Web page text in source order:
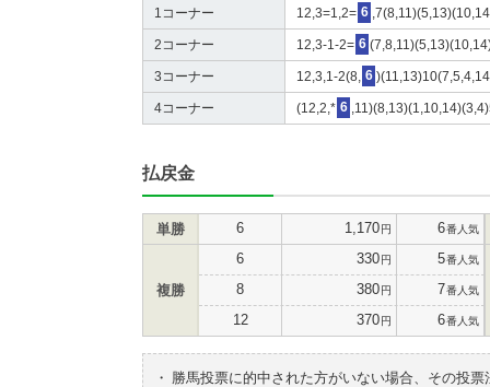
1コーナー 12,3=1,2= 6
2コーナー 12,3-1-2= 6
3コーナー 12,3,1-2(8, 6
4コーナー (12,2,* 6
払戻金
単勝 6 1,170円 6番人気
複勝
6 330円 5番人気
8 380円 7番人気
12 370円 6番人気
・
勝馬投票に的中された方がいない場合、その投